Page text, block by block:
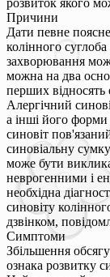
Причини
Дати певне
колінного
захворювання
можна на два
перших відносять
Алергічний
а інші його
синовіт
синовіальну
може бути
неврогенними і
необхідна
синовіту
дзвінком,
Симптоми
Збільшення
ознака розвитку